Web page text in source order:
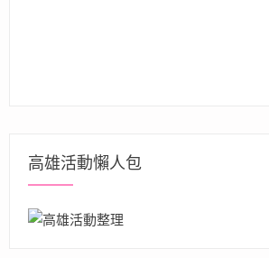
高雄活動懶人包